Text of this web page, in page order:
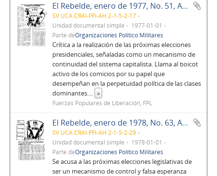
El Rebelde, enero de 1977, No. 51, Año 5
SV UCA.CRAI-PFI-AH 2-1-5-2-17
Unidad documental simple
1977-01-01
Parte deOrganizaciones Político Militares
Crítica a la realización de las próximas elecciones
presidenciales, señaladas como un mecanismo de
continuidad del sistema capitalista. Llama al boicot
activo de los comicios por su papel que
desempeñan en la perpetuidad política de las clases
dominantes.... »
Fuerzas Populares de Liberación, FPL
El Rebelde, enero de 1978, No. 63, Año 6
SV UCA.CRAI-PFI-AH 2-1-5-2-29
Unidad documental simple
1978-01-01
Parte deOrganizaciones Político Militares
Se acusa a las próximas elecciones legislativas de
ser un mecanismo de control y falsa esperanza